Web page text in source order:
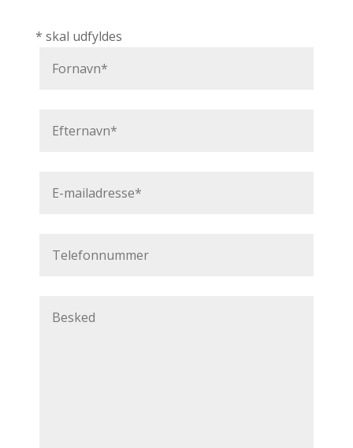
* skal udfyldes